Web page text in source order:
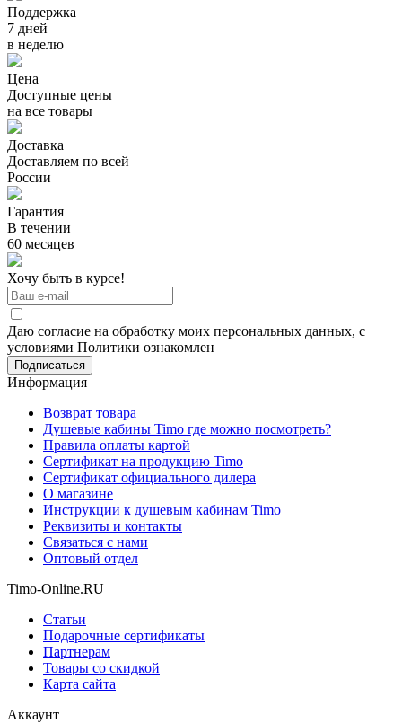
Поддержка
7 дней
в неделю
Цена
Доступные цены
на все товары
Доставка
Доставляем по всей
России
Гарантия
В течении
60 месяцев
Хочу быть в курсе!
Даю согласие на обработку моих персональных данных, с
условиями Политики ознакомлен
Информация
Возврат товара
Душевые кабины Timo где можно посмотреть?
Правила оплаты картой
Сертификат на продукцию Timo
Сертификат официального дилера
О магазине
Инструкции к душевым кабинам Timo
Реквизиты и контакты
Связаться с нами
Оптовый отдел
Timo-Online.RU
Статьи
Подарочные сертификаты
Партнерам
Товары со скидкой
Карта сайта
Аккаунт